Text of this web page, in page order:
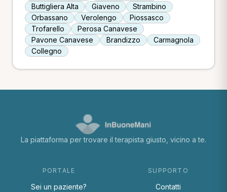
Buttigliera Alta
Giaveno
Strambino
Orbassano
Verolengo
Piossasco
Trofarello
Perosa Canavese
Pavone Canavese
Brandizzo
Carmagnola
Collegno
La piattaforma per trovare il terapista giusto, vicino a te.
PORTALE
Sei un paziente?
SUPPORTO
Contatti